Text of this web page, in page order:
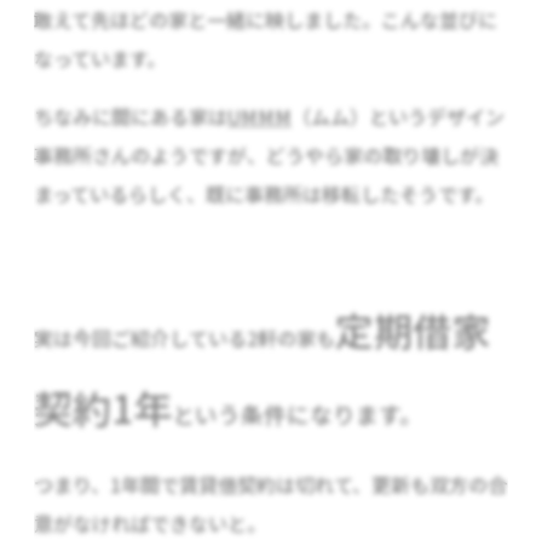
敢えて先ほどの家と一緒に映しました。こんな並びに
なっています。
ちなみに間にある家はUMMM （ムム）というデザイン
事務所さんのようですが、どうやら家の取り壊しが決
まっているらしく、既に事務所は移転したそうです。
実は今回ご紹介している2軒の家も定期借家
契約1年という条件になります。
つまり、1年間で賃貸借契約は切れて、更新も双方の合
意がなければできないと。